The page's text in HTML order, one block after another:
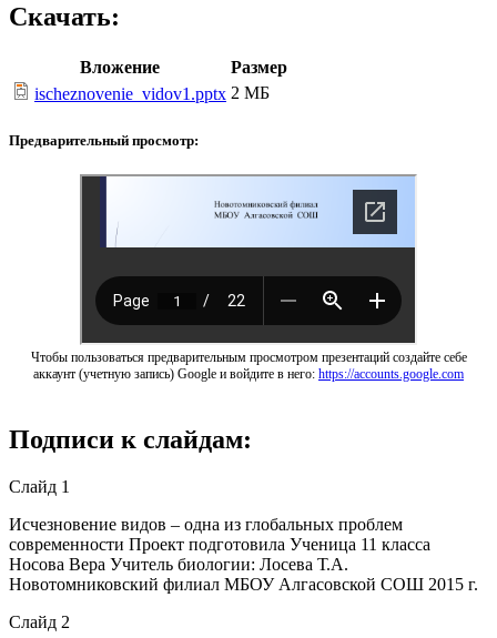
Скачать:
Вложение
Размер
ischeznovenie_vidov1.pptx 2 МБ
Предварительный просмотр:
Чтобы пользоваться предварительным просмотром презентаций создайте себе
аккаунт (учетную запись) Google и войдите в него: https://accounts.google.com
Подписи к слайдам:
Слайд 1
Исчезновение видов – одна из глобальных проблем
современности Проект подготовила Ученица 11 класса
Носова Вера Учитель биологии: Лосева Т.А.
Новотомниковский филиал МБОУ Алгасовской СОШ 2015 г.
Слайд 2